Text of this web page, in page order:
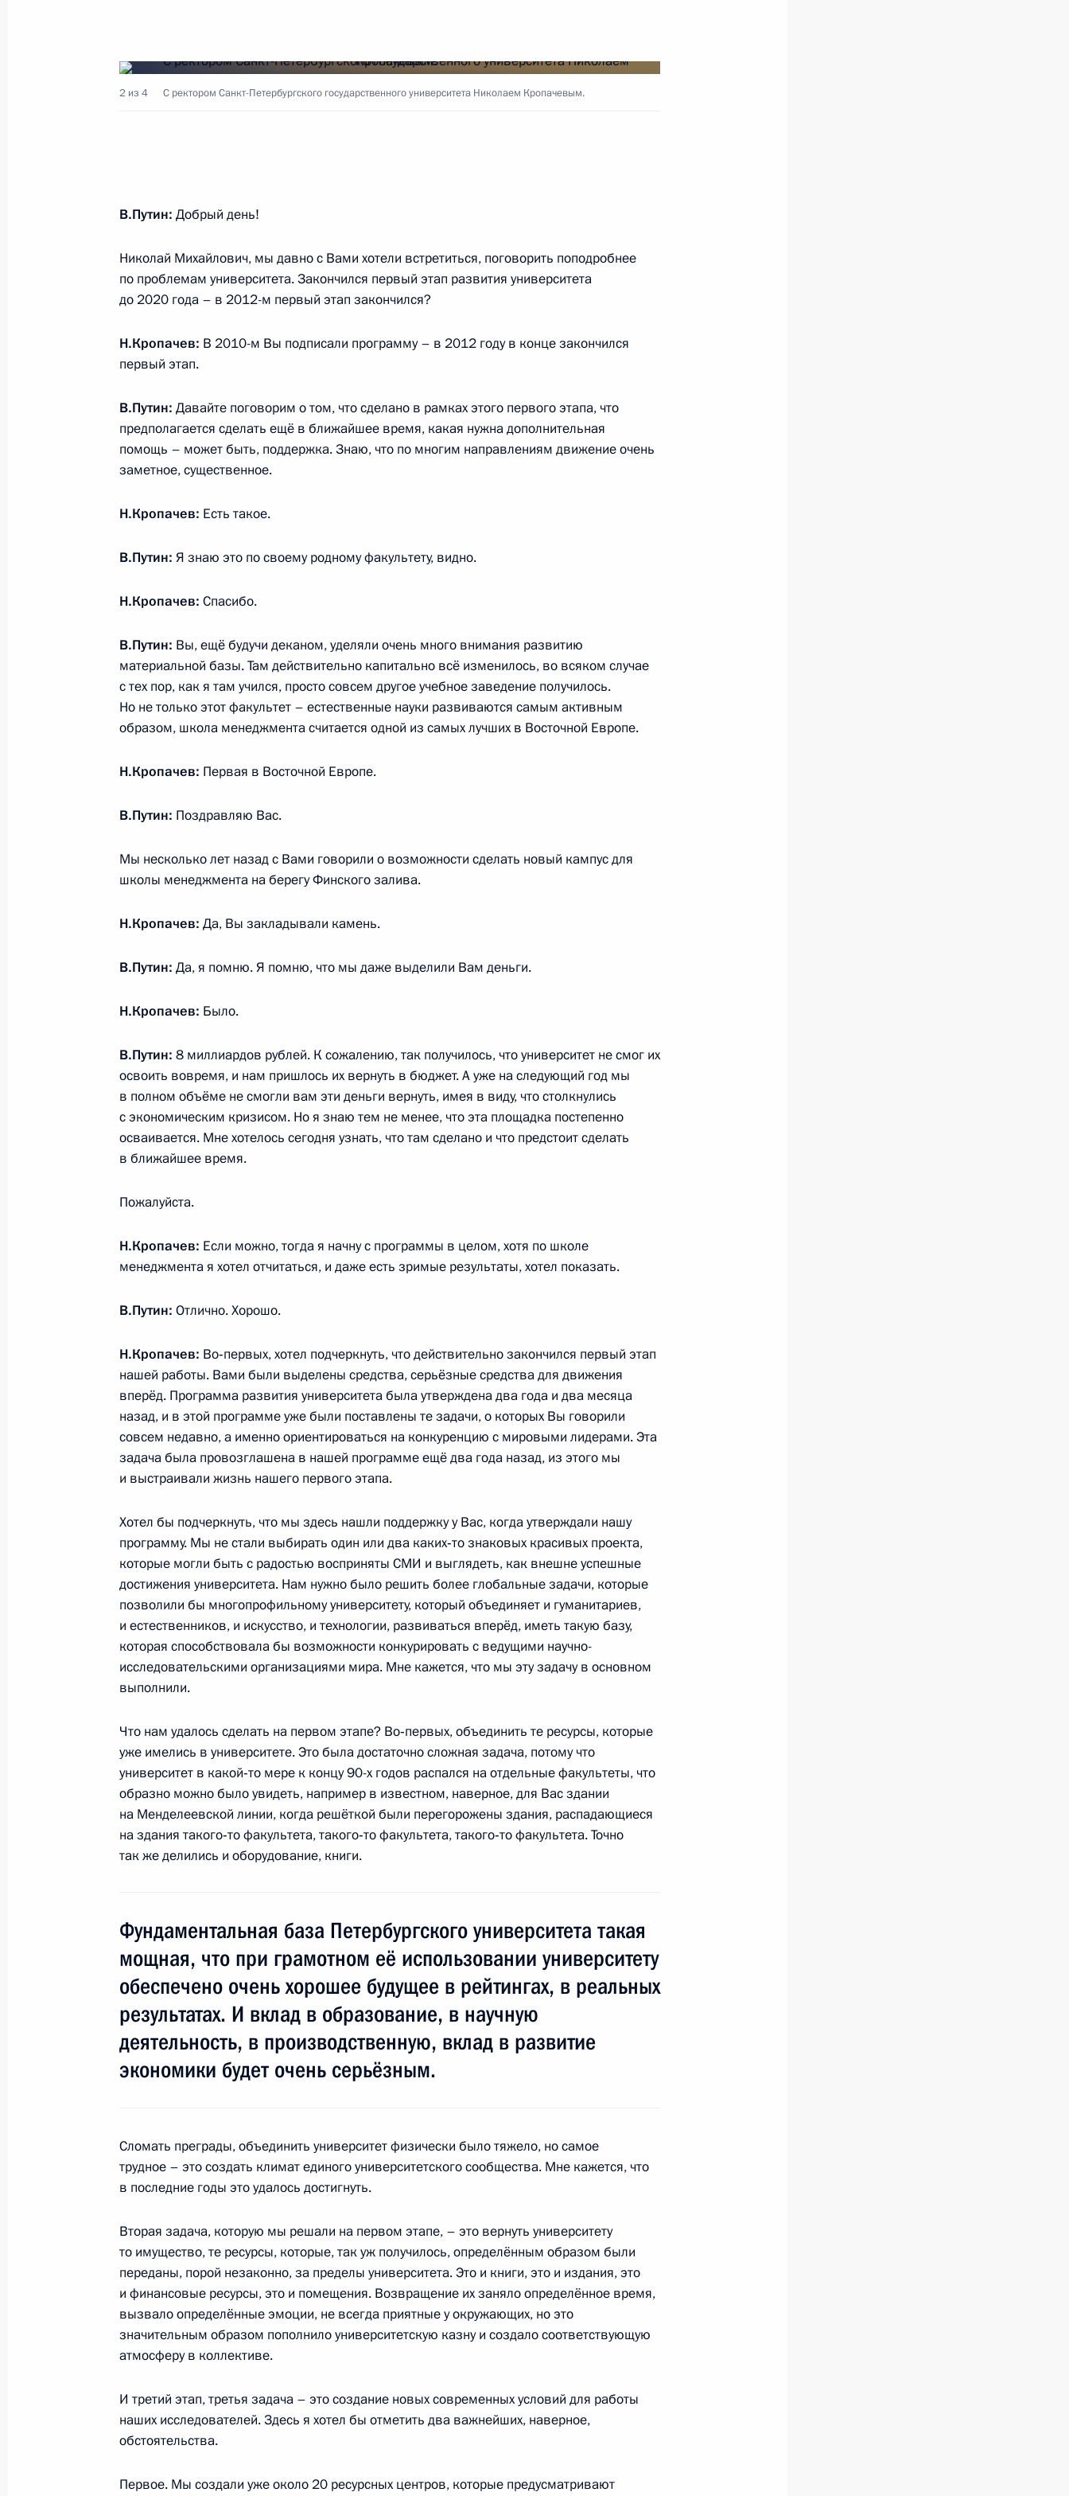
Поздравление Юрию Башмету с 60-летием
24 января 2013 года, 10:00
Заседание Комиссии по мониторингу достижения целевых
23 января 2013 года, 20:45 Московская область, Ново-Огарёво
Встреча с Католикосом-Патриархом всея Грузии Илиёй II
23 января 2013 года, 18:30
23 января 2013 года, 17:40
22 января 2013 года, вторник
Владимир Путин встретится с Президентом Ливана Мишелем
Слейманом и Католикосом-Патриархом всея Грузии Илиёй II
22 января 2013 года, 17:30
22 января 2013 года, 17:15
Сергеем Донским
21 января 2013 года, понедельник
Встреча с председателем правления, президентом компании
«Транснефть» Николаем Токаревым
21 января 2013 года, 17:30
Скворцовой
21 января 2013 года, 12:20
Телефонный разговор с президентом ФИФА Йозефом Блаттером
19 января 2013 года, 15:30
18 января 2013 года, пятница
университета Николаем Кропачевым
18 января 2013 года, 15:20
Совещание с постоянными членами Совета Безопасности
18 января 2013 года, 13:00 Московская область, Ново-Огарёво
1
17 января 2013 года, четверг
Встреча с президентом – председателем правления Банка ВТБ
Андреем Костиным
17 января 2013 года, 12:30 Московская область, Ново-Огарёво
Приветствие участникам и гостям Международной конференции
«Гайдаровский форум – 2013»
16 января 2013 года, 18:00
Совещание по экономическим вопросам
16 января 2013 года, 12:30 Москва, Кремль
15 января 2013 года, вторник
Открытие штаб-квартиры Русского географического общества
в Москве
15 января 2013 года, 20:30 Москва
4
Российско-бангладешские переговоры
15 января 2013 года, 17:00
12
Показать предыдущие материалы
2 из 4 С ректором Санкт-Петербургского государственного университета Николаем Кропачевым.
В.Путин: Добрый день!
Николай Михайлович, мы давно с Вами хотели встретиться, поговорить поподробнее
по проблемам университета. Закончился первый этап развития университета
до 2020 года – в 2012-м первый этап закончился?
Н.Кропачев: В 2010-м Вы подписали программу – в 2012 году в конце закончился
первый этап.
В.Путин: Давайте поговорим о том, что сделано в рамках этого первого этапа, что
предполагается сделать ещё в ближайшее время, какая нужна дополнительная
помощь – может быть, поддержка. Знаю, что по многим направлениям движение очень
заметное, существенное.
Н.Кропачев: Есть такое.
В.Путин: Я знаю это по своему родному факультету, видно.
Н.Кропачев: Спасибо.
В.Путин: Вы, ещё будучи деканом, уделяли очень много внимания развитию
материальной базы. Там действительно капитально всё изменилось, во всяком случае
с тех пор, как я там учился, просто совсем другое учебное заведение получилось.
Но не только этот факультет – естественные науки развиваются самым активным
образом, школа менеджмента считается одной из самых лучших в Восточной Европе.
Н.Кропачев: Первая в Восточной Европе.
В.Путин: Поздравляю Вас.
Мы несколько лет назад с Вами говорили о возможности сделать новый кампус для
школы менеджмента на берегу Финского залива.
Н.Кропачев: Да, Вы закладывали камень.
В.Путин: Да, я помню. Я помню, что мы даже выделили Вам деньги.
Н.Кропачев: Было.
В.Путин: 8 миллиардов рублей. К сожалению, так получилось, что университет не смог их
освоить вовремя, и нам пришлось их вернуть в бюджет. А уже на следующий год мы
в полном объёме не смогли вам эти деньги вернуть, имея в виду, что столкнулись
с экономическим кризисом. Но я знаю тем не менее, что эта площадка постепенно
осваивается. Мне хотелось сегодня узнать, что там сделано и что предстоит сделать
в ближайшее время.
Пожалуйста.
Н.Кропачев: Если можно, тогда я начну с программы в целом, хотя по школе
менеджмента я хотел отчитаться, и даже есть зримые результаты, хотел показать.
В.Путин: Отлично. Хорошо.
Н.Кропачев: Во‑первых, хотел подчеркнуть, что действительно закончился первый этап
нашей работы. Вами были выделены средства, серьёзные средства для движения
вперёд. Программа развития университета была утверждена два года и два месяца
назад, и в этой программе уже были поставлены те задачи, о которых Вы говорили
совсем недавно, а именно ориентироваться на конкуренцию с мировыми лидерами. Эта
задача была провозглашена в нашей программе ещё два года назад, из этого мы
и выстраивали жизнь нашего первого этапа.
Хотел бы подчеркнуть, что мы здесь нашли поддержку у Вас, когда утверждали нашу
программу. Мы не стали выбирать один или два каких‑то знаковых красивых проекта,
которые могли быть с радостью восприняты СМИ и выглядеть, как внешне успешные
достижения университета. Нам нужно было решить более глобальные задачи, которые
позволили бы многопрофильному университету, который объединяет и гуманитариев,
и естественников, и искусство, и технологии, развиваться вперёд, иметь такую базу,
которая способствовала бы возможности конкурировать с ведущими научно-
исследовательскими организациями мира. Мне кажется, что мы эту задачу в основном
выполнили.
Что нам удалось сделать на первом этапе? Во‑первых, объединить те ресурсы, которые
уже имелись в университете. Это была достаточно сложная задача, потому что
университет в какой‑то мере к концу 90-х годов распался на отдельные факультеты, что
образно можно было увидеть, например в известном, наверное, для Вас здании
на Менделеевской линии, когда решёткой были перегорожены здания, распадающиеся
на здания такого‑то факультета, такого‑то факультета, такого‑то факультета. Точно
так же делились и оборудование, книги.
Фундаментальная база Петербургского университета такая
мощная, что при грамотном её использовании университету
обеспечено очень хорошее будущее в рейтингах, в реальных
результатах. И вклад в образование, в научную
деятельность, в производственную, вклад в развитие
экономики будет очень серьёзным.
Сломать преграды, объединить университет физически было тяжело, но самое
трудное – это создать климат единого университетского сообщества. Мне кажется, что
в последние годы это удалось достигнуть.
Вторая задача, которую мы решали на первом этапе, – это вернуть университету
то имущество, те ресурсы, которые, так уж получилось, определённым образом были
переданы, порой незаконно, за пределы университета. Это и книги, это и издания, это
и финансовые ресурсы, это и помещения. Возвращение их заняло определённое время,
вызвало определённые эмоции, не всегда приятные у окружающих, но это
значительным образом пополнило университетскую казну и создало соответствующую
атмосферу в коллективе.
И третий этап, третья задача – это создание новых современных условий для работы
наших исследователей. Здесь я хотел бы отметить два важнейших, наверное,
обстоятельства.
Первое. Мы создали уже около 20 ресурсных центров, которые предусматривают